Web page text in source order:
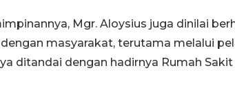
Mgr. Aloysius juga dinilai
masyarakat, terutama melalui
ditandai dengan hadirnya Rumah